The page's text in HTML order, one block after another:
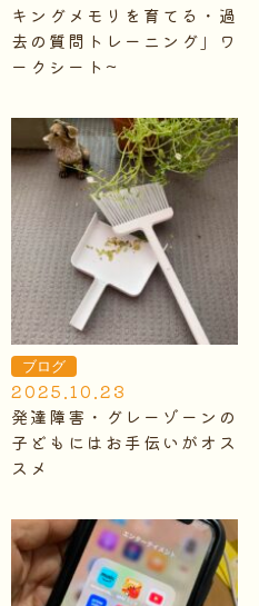
キングメモリを育てる・過
去の質問トレーニング」ワ
ークシート~
ブログ
2025.10.23
発達障害・グレーゾーンの
子どもにはお手伝いがオス
スメ